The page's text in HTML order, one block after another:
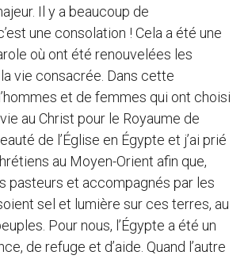
Il y a beaucoup de
une consolation ! Cela a été une
où ont été renouvelées les
vie consacrée. Dans cette
et de femmes qui ont choisi
au Christ pour le Royaume de
de l’Église en Égypte et j’ai prié
au Moyen-Orient afin que,
pasteurs et accompagnés par les
sel et lumière sur ces terres, au
Pour nous, l’Égypte a été un
de refuge et d’aide. Quand l’autre